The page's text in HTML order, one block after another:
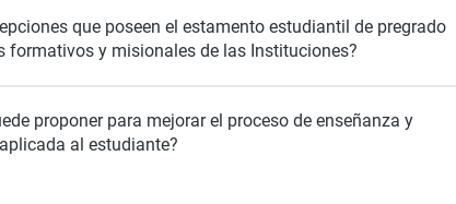
que poseen el estamento estudiantil de pregrado
formativos y misionales de las Instituciones?
proponer para mejorar el proceso de enseñanza y
al estudiante?